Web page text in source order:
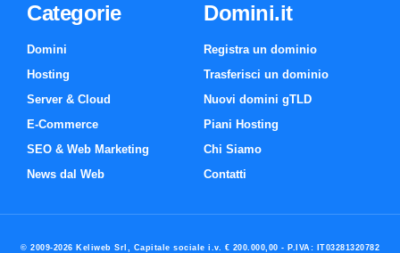
Categorie
Domini
Hosting
Server & Cloud
E-Commerce
SEO & Web Marketing
News dal Web
Domini.it
Registra un dominio
Trasferisci un dominio
Nuovi domini gTLD
Piani Hosting
Chi Siamo
Contatti
© 2009-2026 Keliweb Srl, Capitale sociale i.v. € 200.000,00 - P.IVA: IT03281320782